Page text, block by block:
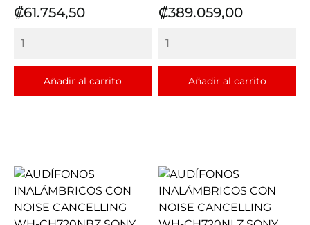
Precio
₡61.754,50
Añadir al carrito
Precio
₡389.059,00
Añadir al carrito